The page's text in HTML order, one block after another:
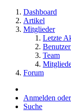
Dashboard
Artikel
Mitglieder
Letzte
Team
Forum
Anmelden
Suche